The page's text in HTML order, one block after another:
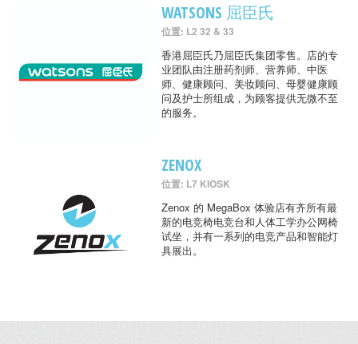
WATSONS 屈臣氏
位置: L2 32 & 33
香港屈臣氏乃屈臣氏集团零售。店的专
业团队由注册药剂师、营养师、中医
师、健康顾问、美妆顾问、母婴健康顾
问及护士所组成，为顾客提供无微不至
的服务。
ZENOX
位置: L7 KIOSK
Zenox 的 MegaBox 体验店有齐所有最
新的电竞椅电竞台和人体工学办公网椅
试坐，并有一系列的电竞产品和智能灯
具展出。